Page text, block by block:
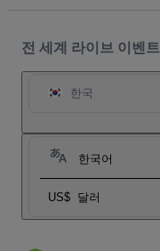
전 세계 라이브 이벤트
한국
한국어
US$ 달러